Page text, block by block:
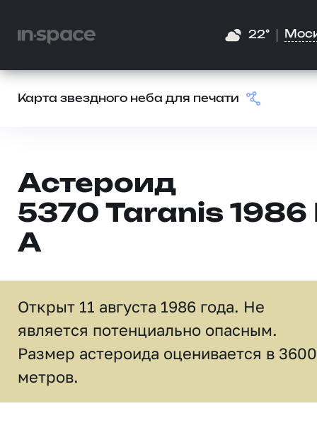
22°
Карта звездного неба для печати
Астероид
5370 Taranis 1986
A
Открыт 11 августа 1986 года. Не
является потенциально опасным.
Размер астероида оценивается в 3600
метров.